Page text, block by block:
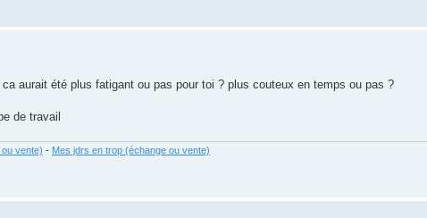
aurait été plus fatigant ou pas pour toi ? plus couteux en temps ou pas ?
de travail
vente) - Mes jdrs en trop (échange ou vente)